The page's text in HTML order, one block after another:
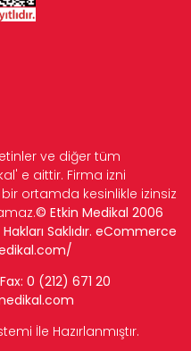
ve diğer tüm
e aittir. Firma izni
ortamda kesinlikle izinsiz
© Etkin Medikal 2006
Saklıdır. eCommerce
0 (212) 671 20
İle Hazırlanmıştır.